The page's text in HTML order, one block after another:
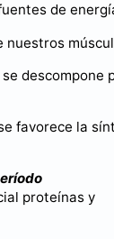
de
nuestros
descompone
favorece la
proteínas y